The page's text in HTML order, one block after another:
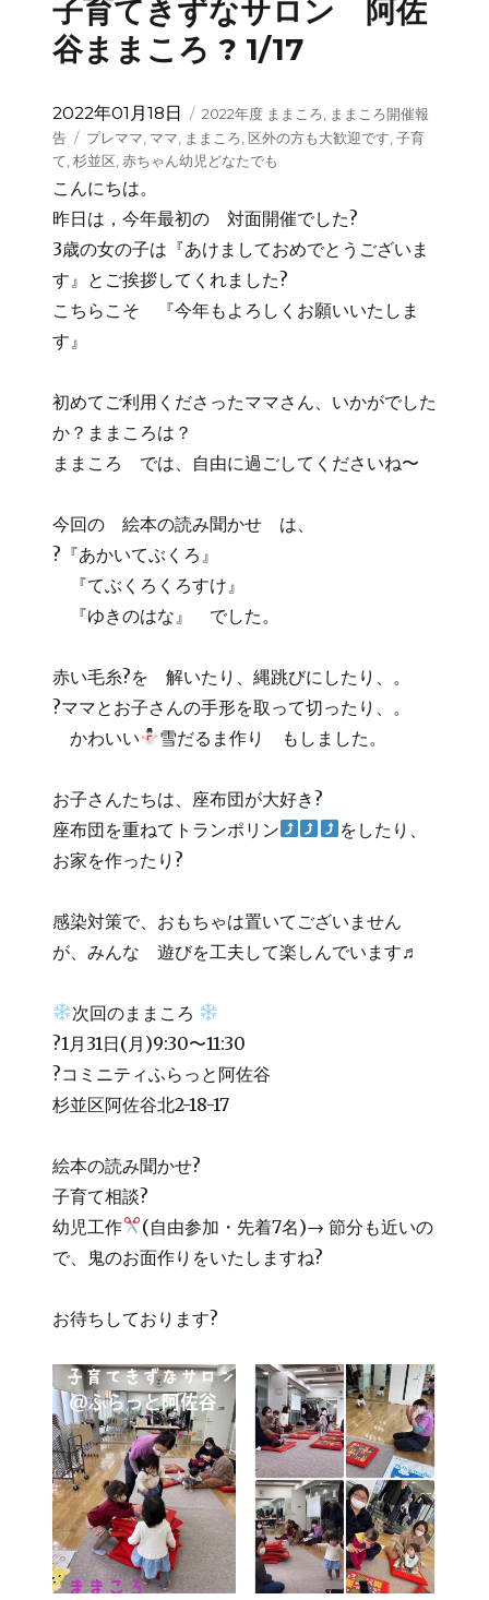
子育てきずなサロン 阿佐
谷ままころ ? 1/17
投
稿
日:
2022年01月18日
カ
テ
ゴ
2022年度 ままころ
ままころ開催報
告
タ
グ
プレママ ママ ままころ 区外の方も大歓迎です 子育
て 杉並区 赤ちゃん幼児どなたでも
こんにちは。
昨日は，今年最初の 対面開催でした?
3歳の女の子は『あけましておめでとうございま
す』とご挨拶してくれました?
こちらこそ 『今年もよろしくお願いいたしま
す』
初めてご利用くださったママさん、いかがでした
か？ままころは？
ままころ では、自由に過ごしてくださいね〜
今回の 絵本の読み聞かせ は、
?『あかいてぶくろ』
『てぶくろくろすけ』
『ゆきのはな』 でした。
赤い毛糸?を 解いたり、縄跳びにしたり、。
?ママとお子さんの手形を取って切ったり、。
かわいい
雪だるま作り もしました。
お子さんたちは、座布団が大好き?
座布団を重ねてトランポリン
をしたり、
お家を作ったり?
感染対策で、おもちゃは置いてございません
が、みんな 遊びを工夫して楽しんでいます♬
次回のままころ
?1月31日(月)9:30〜11:30
?コミニティふらっと阿佐谷
杉並区阿佐谷北2-18-17
絵本の読み聞かせ?
子育て相談?
幼児工作
(自由参加・先着7名)→ 節分も近いの
で、鬼のお面作りをいたしますね?
お待ちしております?